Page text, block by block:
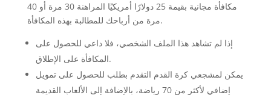
مكافأة مجانية بقيمة 25 دولارًا أمريكيًا المراهنة 30 مرة أو 40
مرة من أرباحك للمطالبة بهذه المكافأة.
إذا لم تشاهد هذا الملف الشخصي، فلا داعي للحصول على
المكافأة على الإطلاق.
يمكن لمشجعي كرة القدم التقدم بطلب للحصول على تمويل
إضافي لأكثر من 70 رياضة، بالإضافة إلى الألعاب القديمة